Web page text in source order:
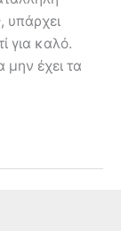
υπάρχει
για καλό.
μην έχει τα